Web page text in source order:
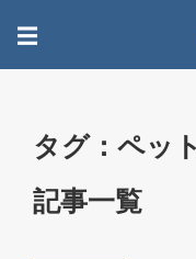
☰
タグ：ペッ
記事一覧